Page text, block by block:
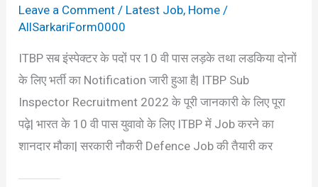
Leave a Comment / Latest Job, Home /
AllSarkariForm0000
ITBP सब इंस्पेक्टर के पदों पर 10 वी पास लड़के तथा लडकिया दोनों
के लिए भर्ती का Notification जारी हुआ है| ITBP Sub
Inspector Recruitment 2022 के पूरी जानकारी के लिए पूरा
पढ़े| भारत के 10 वी पास युवावो के लिए ITBP में Job करने का
शानदार मौका| सरकारी नौकरी Defence Job की तैयारी कर
आईटीबीपी
इंस्पेक्टर
पदों
भर्ती